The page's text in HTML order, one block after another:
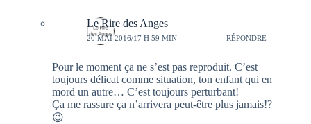
Le Rire des Anges
20 MAI 2016/17 H 59 MIN RÉPONDRE
Pour le moment ça ne s’est pas reproduit. C’est
toujours délicat comme situation, ton enfant qui en
mord un autre… C’est toujours perturbant!
Ça me rassure ça n’arrivera peut-être plus jamais!?
😉